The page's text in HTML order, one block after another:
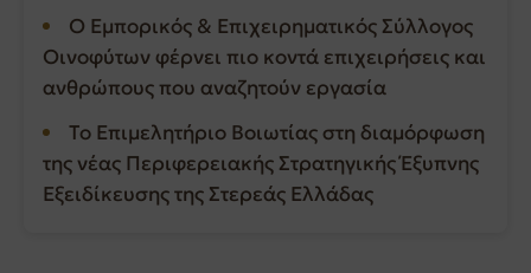
Ο Εμπορικός & Επιχειρηματικός Σύλλογος
Οινοφύτων φέρνει πιο κοντά επιχειρήσεις και
ανθρώπους που αναζητούν εργασία
Το Επιμελητήριο Βοιωτίας στη διαμόρφωση
της νέας Περιφερειακής Στρατηγικής Έξυπνης
Εξειδίκευσης της Στερεάς Ελλάδας